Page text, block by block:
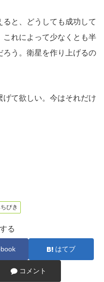
と、どうしても成功して
れによって少なくとも半
う。衛星を作り上げるの
て欲しい。今はそれだけ
びき
る
はてブ
コメント